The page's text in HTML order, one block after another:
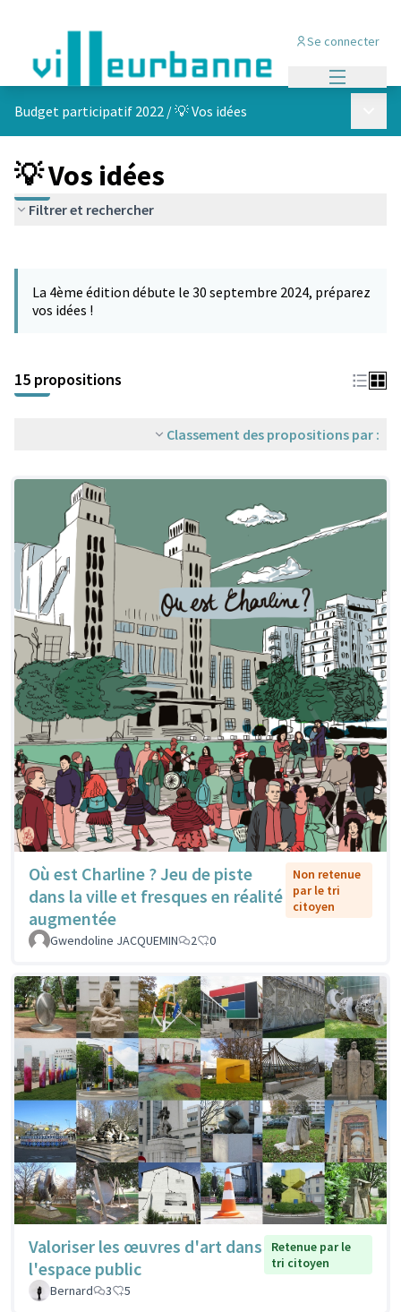
Se connecter
Budget participatif 2022 /💡 Vos idées
💡 Vos idées
Filtrer et rechercher
−
La 4ème édition débute le 30 septembre 2024, préparez
vos idées !
15 propositions
Classement des propositions par :
Où est Charline ? Jeu de piste
dans la ville et fresques en réalité
augmentée
Non retenue
par le tri
citoyen
Gwendoline JACQUEMIN 2 0
Valoriser les œuvres d'art dans
l'espace public
Retenue par le
tri citoyen
Bernard
3 5